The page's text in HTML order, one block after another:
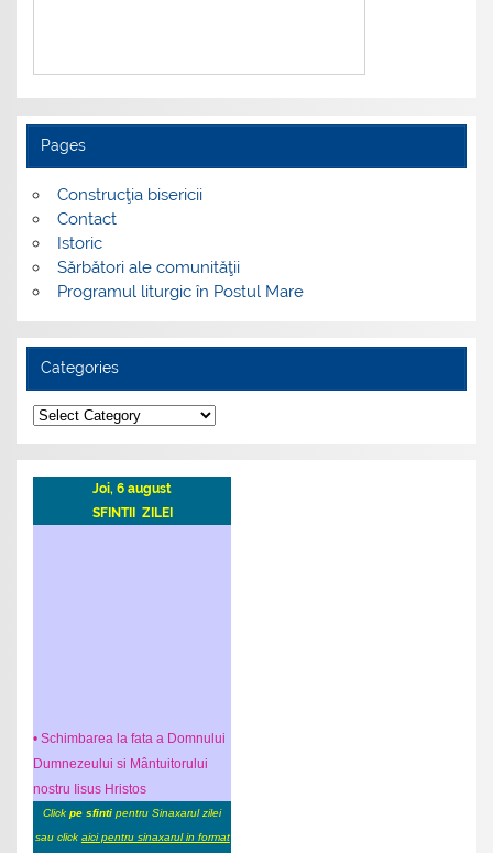
Pages
Construcţia bisericii
Contact
Istoric
Sărbători ale comunităţii
Programul liturgic în Postul Mare
Categories
Categories
Joi, 6 august
SFINTII ZILEI
• Schimbarea la fata a Domnului
Dumnezeului si Mântuitorului
nostru Iisus Hristos
Clickpe sfinti pentru Sinaxarul zilei
sau click aici pentru sinaxarul in format